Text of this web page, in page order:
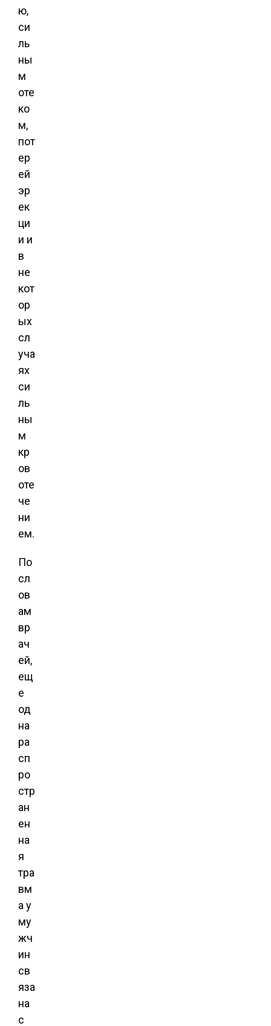
ю,
си
ль
ны
м
оте
ко
м,
пот
ер
ей
эр
ек
ци
и и
в
не
кот
ор
ых
сл
уча
ях
си
ль
ны
м
кр
ов
оте
че
ни
ем.
По
сл
ов
ам
вр
ач
ей,
ещ
е
од
на
ра
сп
ро
стр
ан
ен
на
я
тра
вм
а у
му
жч
ин
св
яза
на
с